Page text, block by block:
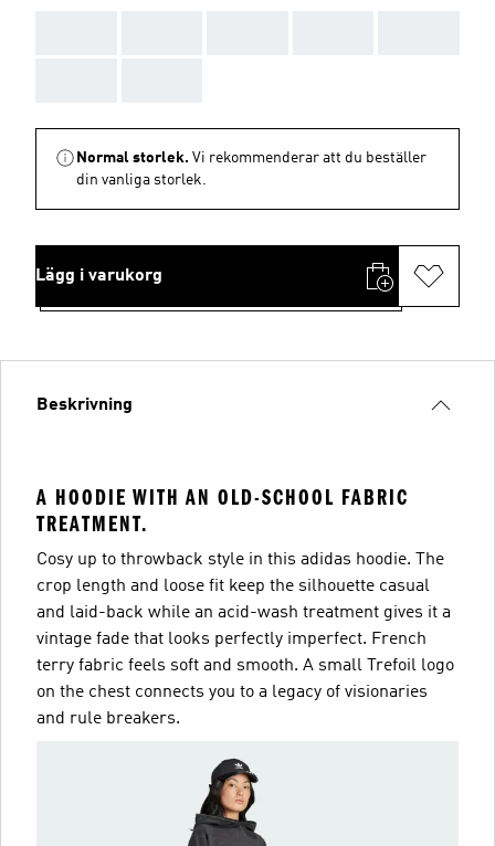
Normal storlek. Vi rekommenderar att du beställer
din vanliga storlek.
Lägg i varukorg
Beskrivning
A HOODIE WITH AN OLD-SCHOOL FABRIC
TREATMENT.
Cosy up to throwback style in this adidas hoodie. The
crop length and loose fit keep the silhouette casual
and laid-back while an acid-wash treatment gives it a
vintage fade that looks perfectly imperfect. French
terry fabric feels soft and smooth. A small Trefoil logo
on the chest connects you to a legacy of visionaries
and rule breakers.